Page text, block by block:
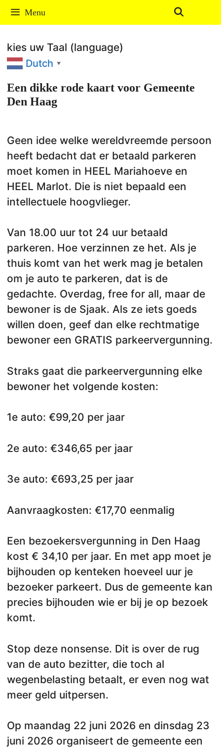
Ga
naar
inhoud
Menu
kies uw Taal (language)
Dutch ▼
Een dikke rode kaart voor Gemeente
Den Haag
Geen idee welke wereldvreemde persoon
heeft bedacht dat er betaald parkeren
moet komen in HEEL Mariahoeve en
HEEL Marlot. Die is niet bepaald een
intellectuele hoogvlieger.
Van 18.00 uur tot 24 uur betaald
parkeren. Hoe verzinnen ze het. Als je
thuis komt van het werk mag je betalen
om je auto te parkeren, dat is de
gedachte. Overdag, free for all, maar de
bewoner is de Sjaak. Als ze iets goeds
willen doen, geef dan elke rechtmatige
bewoner een GRATIS parkeervergunning.
Straks gaat die parkeervergunning elke
bewoner het volgende kosten:
1e auto: €99,20 per jaar
2e auto: €346,65 per jaar
3e auto: €693,25 per jaar
Aanvraagkosten: €17,70 eenmalig
Een bezoekersvergunning in Den Haag
kost € 34,10 per jaar. En met app moet je
bijhouden op kenteken hoeveel uur je
bezoeker parkeert. Dus de gemeente kan
precies bijhouden wie er bij je op bezoek
komt.
Stop deze nonsense. Dit is over de rug
van de auto bezitter, die toch al
wegenbelasting betaalt, er even nog wat
meer geld uitpersen.
Op maandag 22 juni 2026 en dinsdag 23
juni 2026 organiseert de gemeente een